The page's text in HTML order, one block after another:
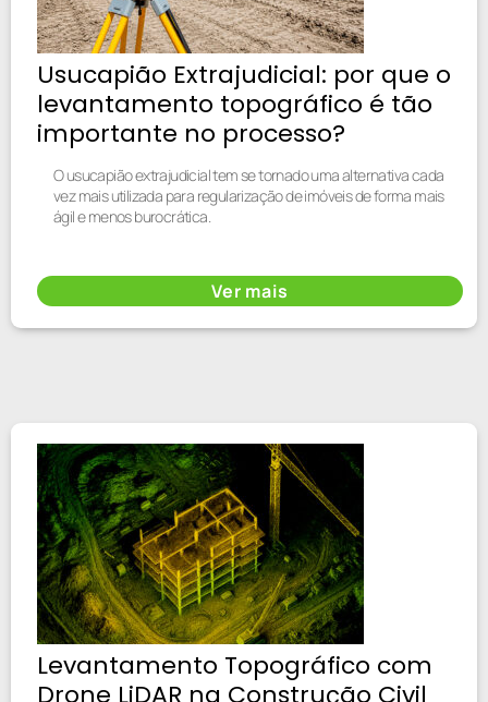
Usucapião Extrajudicial: por que o
levantamento topográfico é tão
importante no processo?
O usucapião extrajudicial tem se tornado uma alternativa cada
vez mais utilizada para regularização de imóveis de forma mais
ágil e menos burocrática.
Ver mais
Levantamento Topográfico com
Drone LiDAR na Construção Civil